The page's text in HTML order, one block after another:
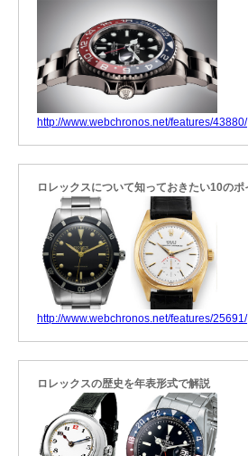
http://www.webchronos.net/features/43880/
ロレックスについて知っておきたい10のポ
http://www.webchronos.net/features/25691/
ロレックスの歴史を年表形式で解説